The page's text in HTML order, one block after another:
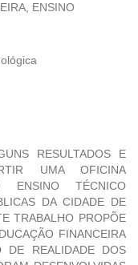
ENSINO
RESULTADOS E
UMA OFICINA
ENSINO TÉCNICO
DA CIDADE DE
TRABALHO PROPÕE
FINANCEIRA
DE REALIDADE DOS